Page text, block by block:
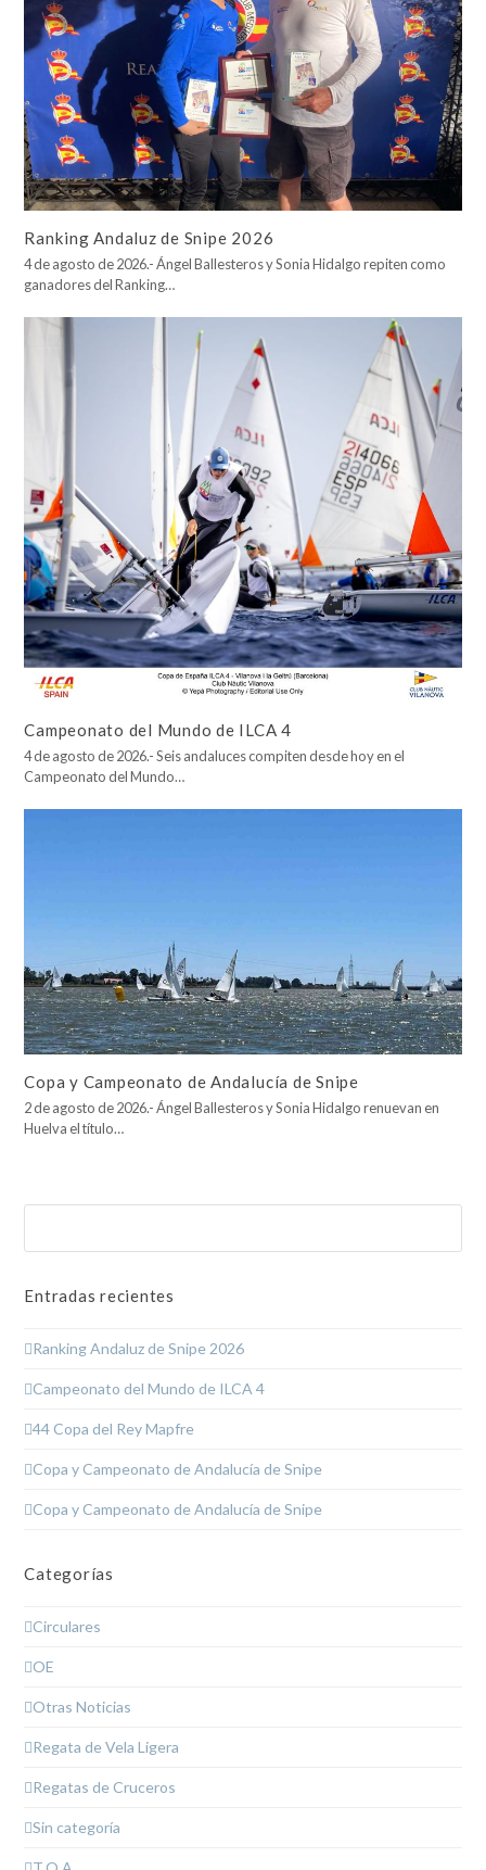
Ranking Andaluz de Snipe 2026
4 de agosto de 2026.- Ángel Ballesteros y Sonia Hidalgo repiten como
ganadores del Ranking…
Campeonato del Mundo de ILCA 4
4 de agosto de 2026.- Seis andaluces compiten desde hoy en el
Campeonato del Mundo…
Copa y Campeonato de Andalucía de Snipe
2 de agosto de 2026.- Ángel Ballesteros y Sonia Hidalgo renuevan en
Huelva el título…
Entradas recientes
Ranking Andaluz de Snipe 2026
Campeonato del Mundo de ILCA 4
44 Copa del Rey Mapfre
Copa y Campeonato de Andalucía de Snipe
Copa y Campeonato de Andalucía de Snipe
Categorías
Circulares
OE
Otras Noticias
Regata de Vela Ligera
Regatas de Cruceros
Sin categoría